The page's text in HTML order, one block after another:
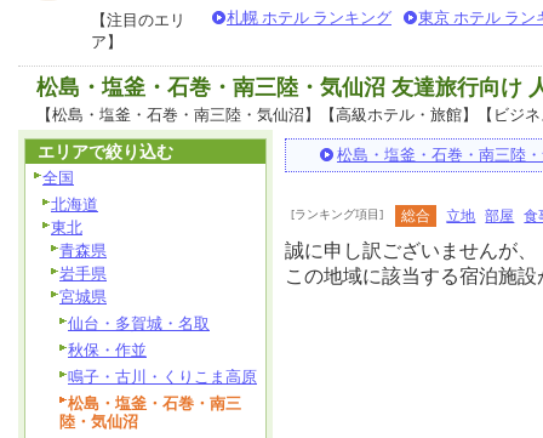
【注目のエリ
ア】
札幌 ホテル ランキング 東京 ホテル ラン
松島・塩釜・石巻・南三陸・気仙沼 友達旅行向け
【松島・塩釜・石巻・南三陸・気仙沼】【高級ホテル・旅館】【ビジ
松島・塩釜・石巻・南三陸
[ランキング項目] 総合 立地 部屋 食
誠に申し訳ございませんが、
この地域に該当する宿泊施
エリアで絞り込む
全国
北海道
東北
青森県
岩手県
宮城県
仙台・多賀城・名取
秋保・作並
鳴子・古川・くりこま高原
松島・塩釜・石巻・南三
陸・気仙沼